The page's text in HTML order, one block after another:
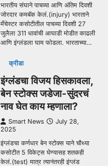
भारतीय संघाने पाचव्या आणि अंतिम दिवशी
जोरदार कमबॅक केलं.(injury) भारताने
मँचेस्टर कसोटीतील पाचव्या दिवशी 27
जुलैला 311 धावांची आघाडी मोडीत काढली
आणि इंग्लंडला घाम फोडला. भारताच्या…
क्रीडा
इंग्लंडचा विजय हिसकावला,
बेन स्टोक्स जडेजा-सुंदरचं
नाव घेत काय म्हणाला?
Smart News
July 28,
2025
इंग्लंडचा कर्णधार बेन स्टोक्स याने चौथ्या
कसोटीत 5 विकेट्स घेण्यासह शतकही
केलं.(test) मात्र त्यानंतरही इंग्लंड